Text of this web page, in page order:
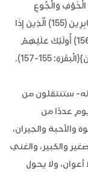
وَالْجُوعِ
وَنَقْصٍ مِنَ الْأَمْوَالِ وَالْأَنْفُسِ وَالثَّمَرَاتِ وَبَشِّرِ الصَّابِرِينَ (155) الَّذِينَ إِذَا
أَصَابَتْهُمْ مُصِيبَةٌ قَالُوا إِنَّا لِلَّهِ وَإِنَّا إِلَيْهِ رَاجِعُونَ (156) أُولَئِكَ عَلَيْهِمْ
155-157).
ستنتقلون من
عددًا من
والأحبة والجيران،
والكبير، والغني
أعوان، ولا يحول